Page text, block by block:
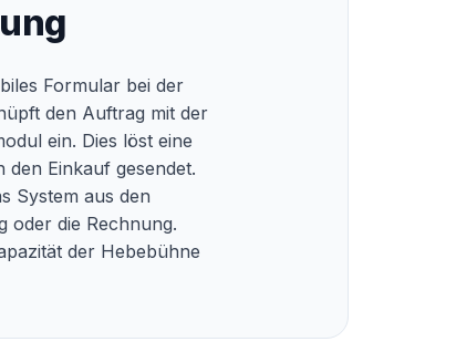
Formular bei der
den Auftrag mit der
ein. Dies löst eine
Einkauf gesendet.
System aus den
oder die Rechnung.
der Hebebühne